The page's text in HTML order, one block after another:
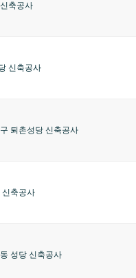
축공사
신축공사
퇴촌성당 신축공사
신축공사
성당 신축공사